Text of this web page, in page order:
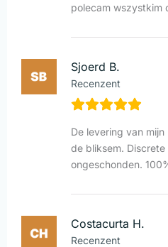
polecam wszystkim
Sjoerd B.
Recenzent
De levering van
de bliksem.
ongeschonden.
Costacurta H.
Recenzent